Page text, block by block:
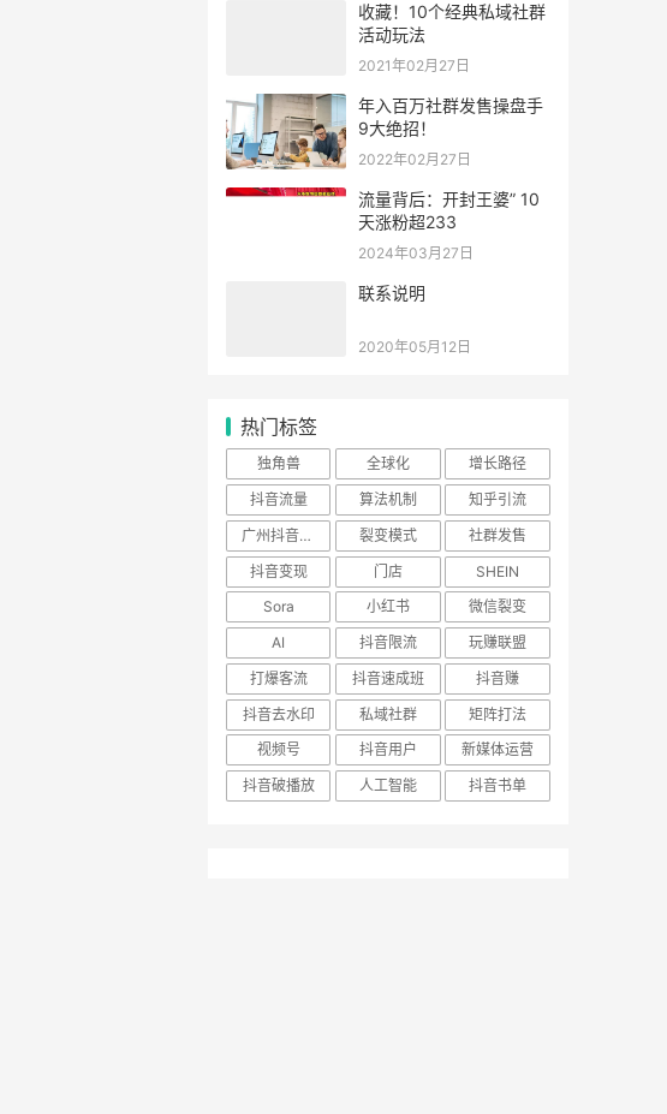
收藏！10个经典私域社群
活动玩法
2021年02月27日
年入百万社群发售操盘手
9大绝招！
2022年02月27日
流量背后：开封王婆” 10
天涨粉超233
2024年03月27日
联系说明
2020年05月12日
热门标签
独角兽 全球化
增长路径
抖音流量
算法机制
知乎引流
广州抖音培训
裂变模式
社群发售
抖音变现
门店
SHEIN
Sora
小红书
微信裂变
AI
抖音限流
玩赚联盟
打爆客流
抖音速成班
抖音赚
抖音去水印
私域社群
矩阵打法
视频号
抖音用户
新媒体运营
抖音破播放
人工智能 抖音书单